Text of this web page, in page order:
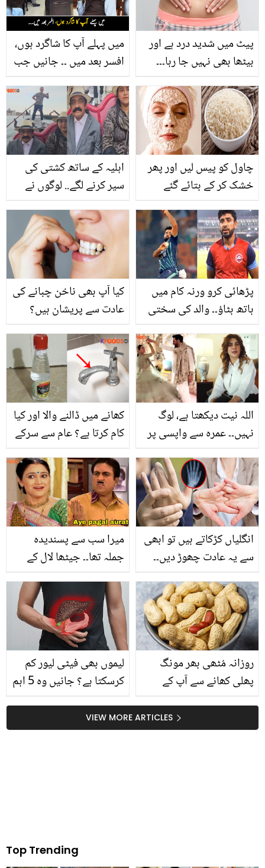
میں پہلے آپ کا شاگرد ہوں،
افسر بعد میں ۔۔ جانیں جب
شاگرد افسر کے کمرے میں
اچانک آگیا تو اس نے کیا
کیا؟
پیٹ میں شدید درد ہے اور
بیٹھا بھی نہیں جا رہا۔۔۔
جانیں اس کا علاج اور
پائیں درد میں آرام
اہلیہ کے ساتھ کشتی کی
سیر کرنے لگے.. لوگوں نے
اخراجات کے متعلق پوچھ
لیا
چاول کو پیس لیں اور پھر
خشک کر کے بتائے گئے
ایسا کمال کا نسخہ کہ
جاننے کے بعد آپ بھی
استعمال یقینی بنالیں گے
کیا آپ بھی ناخن چبانے کی
عادت سے پریشان ہیں؟
پڑھائی کرو ورنہ کام میں
ہاتھ بٹاؤ۔۔ والد کی سختی
میں کیسے آئے؟ سب کا دل
جیتنے والے عامر جمال کی
زندگی کے دلچسپ پہلو
کھانے میں ڈالنے والا اور کیا
کام کرتا ہے؟ عام سے سرکے
آپ کی بڑی مشکل آسان
اللہ نیت دیکھتا ہے، لوگ
نہیں۔۔ عمرہ سے واپسی پر
تنقید کرنے والوں کے منہ
بند کردیے
میرا سب سے پسندیدہ
جملہ تھا۔۔ جیٹھا لال کے
عورت" پر پابندی کیوں لگا
دی گئی؟ اداکار نے بتا دیا
انگلیاں کڑکاتے ہیں تو ابھی
سے یہ عادت چھوڑ دیں۔۔
جسم میں کیا ہوتا ہے؟ لوگ
خبردار ہوجائیں
لیموں بھی فیٹی لیور کم
کرسکتا ہے؟ جانیں وہ 5 اہم
کو گھٹانے میں مفید ہیں
روزانہ مُٹھی بھر مونگ
پھلی کھانے سے آپ کے
تبدیلی آئے گی؟ جان کر آپ
بھی اس کو کھانا نہ
VIEW MORE ARTICLES
Top Trending